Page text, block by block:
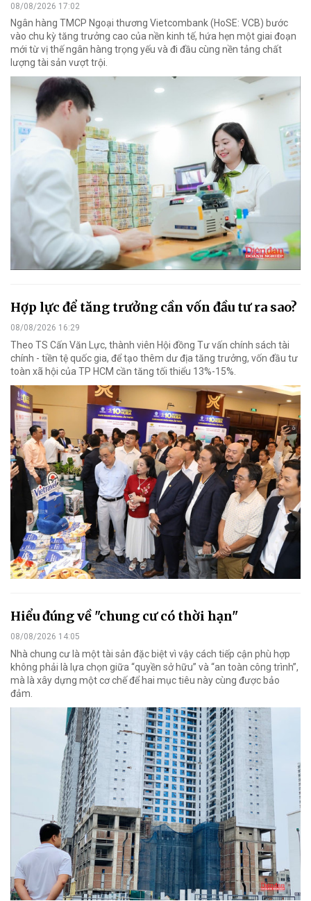
08/08/2026 17:02
Ngân hàng TMCP Ngoại thương Vietcombank (HoSE: VCB) bước
vào chu kỳ tăng trưởng cao của nền kinh tế, hứa hẹn một giai đoạn
mới từ vị thế ngân hàng trọng yếu và đi đầu cùng nền tảng chất
lượng tài sản vượt trội.
Hợp lực để tăng trưởng cần vốn đầu tư ra sao?
08/08/2026 16:29
Theo TS Cấn Văn Lực, thành viên Hội đồng Tư vấn chính sách tài
chính - tiền tệ quốc gia, để tạo thêm dư địa tăng trưởng, vốn đầu tư
toàn xã hội của TP HCM cần tăng tối thiểu 13%-15%.
Hiểu đúng về "chung cư có thời hạn"
08/08/2026 14:05
Nhà chung cư là một tài sản đặc biệt vì vậy cách tiếp cận phù hợp
không phải là lựa chọn giữa “quyền sở hữu” và “an toàn công trình”,
mà là xây dựng một cơ chế để hai mục tiêu này cùng được bảo
đảm.